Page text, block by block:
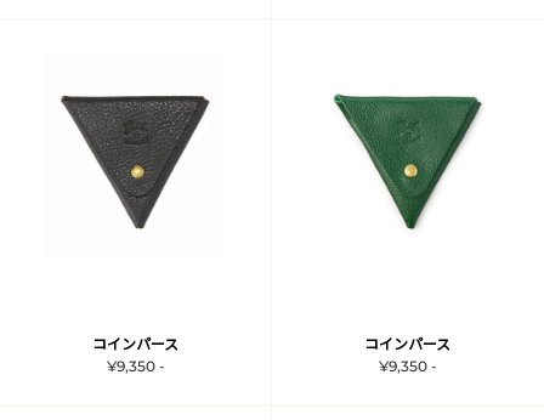
コインパース
¥9,350 -
コインパース
¥9,350 -